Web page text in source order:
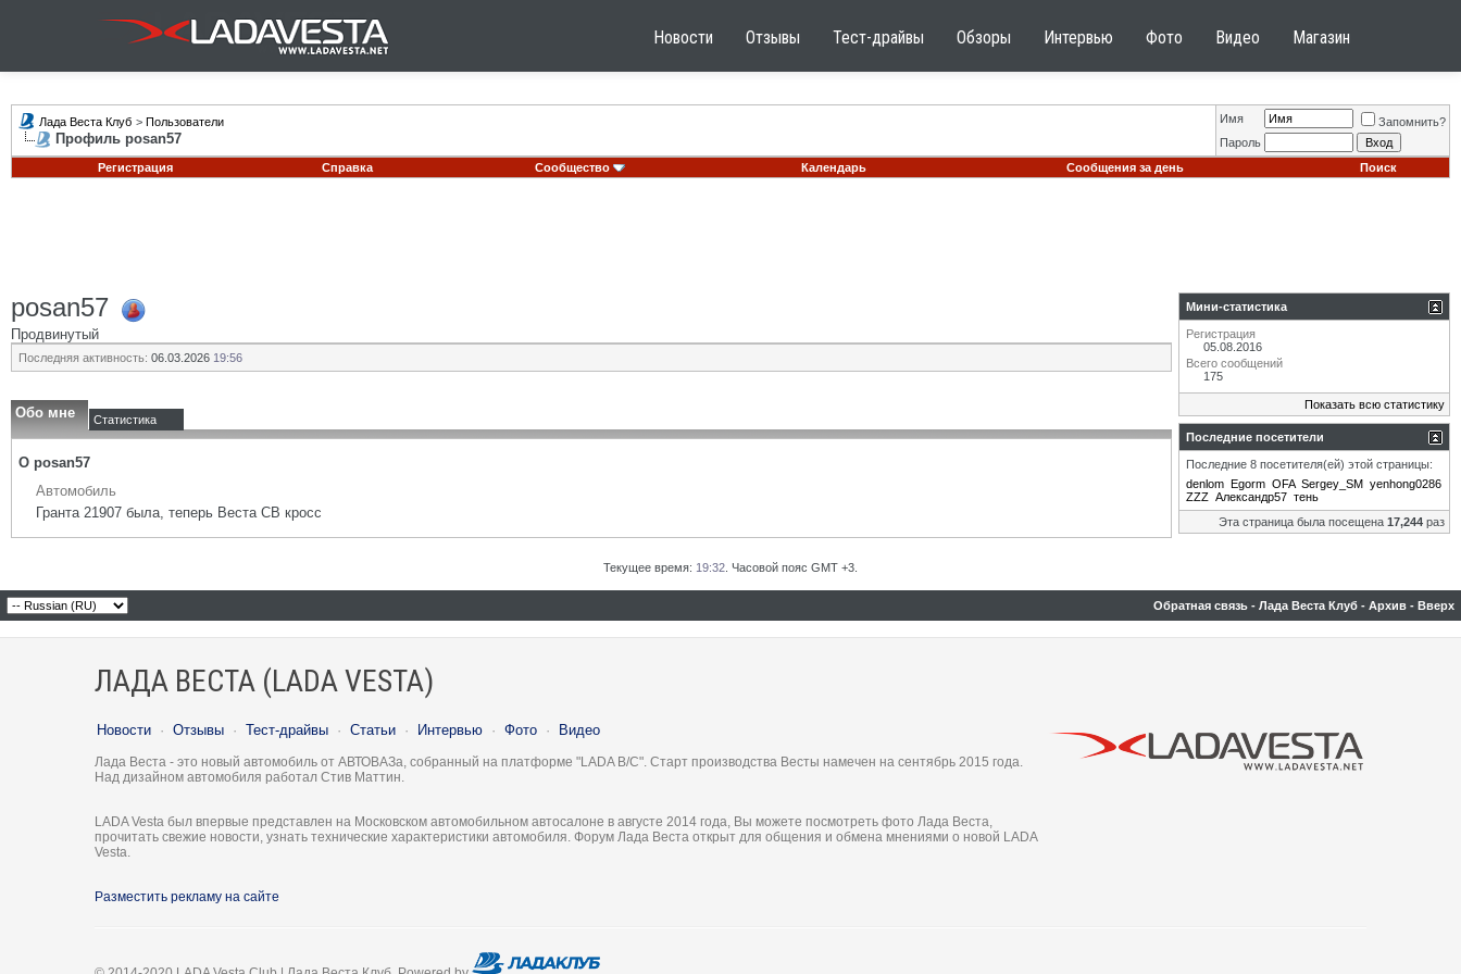
Новости Отзывы Тест-драйвы Обзоры Интервью Фото Видео Магазин
Лада Веста Клуб > Пользователи
Профиль posan57
Имя
Запомнить?
Пароль
Регистрация
Справка Сообщество Календарь Сообщения за день Поиск
posan57
Продвинутый
Последняя активность: 06.03.2026 19:56
Обо мне Статистика
О posan57
Автомобиль
Гранта 21907 была, теперь Веста СВ кросс
Мини-статистика
Регистрация
05.08.2016
Всего сообщений
175
Показать всю статистику
Последние посетители
Последние 8 посетителя(ей) этой страницы:
denlom Egorm OFA Sergey_SM yenhong0286
ZZZ Александр57 тень
Эта страница была посещена 17,244 раз
Текущее время: 19:32 . Часовой пояс GMT +3.
Обратная связь - Лада Веста Клуб - Архив - Вверх
ЛАДА ВЕСТА (LADA VESTA)
Новости · Отзывы · Тест-драйвы · Статьи · Интервью · Фото · Видео
Лада Веста - это новый автомобиль от АВТОВАЗа, собранный на платформе "LADA B/C". Старт производства Весты намечен на сентябрь 2015 года.
Над дизайном автомобиля работал Стив Маттин.
LADA Vesta был впервые представлен на Московском автомобильном автосалоне в августе 2014 года, Вы можете посмотреть фото Лада Веста,
прочитать свежие новости, узнать технические характеристики автомобиля. Форум Лада Веста открыт для общения и обмена мнениями о новой LADA
Vesta.
Разместить рекламу на сайте